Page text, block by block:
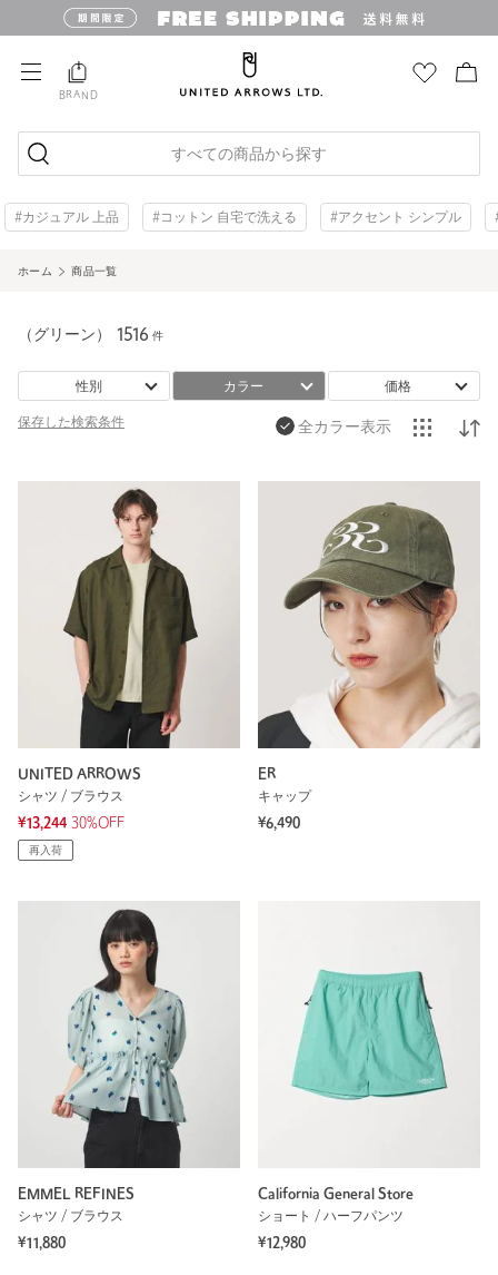
BRAND
すべての商品から探す
#カジュアル 上品 #コットン 自宅で洗える #アクセント シンプル
ホーム 商品一覧
（グリーン） 1516 件
性別 カラー 価格
保存した検索条件 全カラー表示
UNITED ARROWS
シャツ / ブラウス
¥13,244 30%OFF
再入荷
ER
キャップ
¥6,490
EMMEL REFINES
シャツ / ブラウス
¥11,880
California General Store
ショート / ハーフパンツ
¥12,980